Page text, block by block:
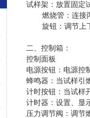
试样架：放置固定
燃烧管：连接
旋钮：调节上
二、控制箱：
控制面板
电源按钮：电源控
蜂鸣器：当试样引
计时按钮：当试样
计时器：设置、显
压力调节阀：调节